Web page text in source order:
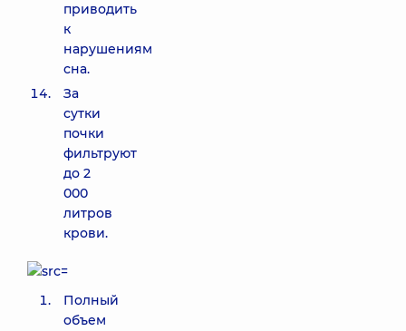
приводить
к
нарушениям
сна.
За
сутки
почки
фильтруют
до 2
000
литров
крови.
Полный
объем